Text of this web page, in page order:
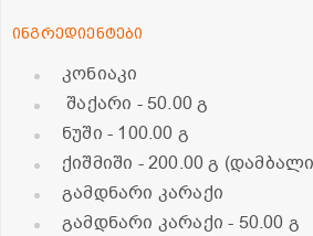
ინგრედიენტები
კონიაკი
შაქარი - 50.00 გ
ნუში - 100.00 გ
ქიშმიში - 200.00 გ
გამდნარი კარაქი
გამდნარი კარაქი- 50.00 გ